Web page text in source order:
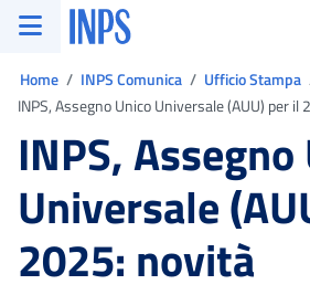
Vai al menu principale
Vai al contenuto principale
Vai al pie' di pagina
INPS ()
Home INPS Comunica Ufficio Stampa
INPS, Assegno Unico Universale (AUU) per il
INPS,
Universale
2025: novità